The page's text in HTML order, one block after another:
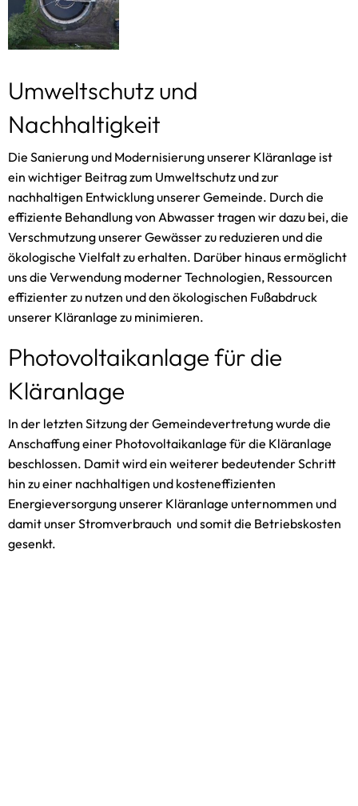
Umweltschutz und
Nachhaltigkeit
Die Sanierung und Modernisierung unserer Kläranlage ist
ein wichtiger Beitrag zum Umweltschutz und zur
nachhaltigen Entwicklung unserer Gemeinde. Durch die
effiziente Behandlung von Abwasser tragen wir dazu bei, die
Verschmutzung unserer Gewässer zu reduzieren und die
ökologische Vielfalt zu erhalten. Darüber hinaus ermöglicht
uns die Verwendung moderner Technologien, Ressourcen
effizienter zu nutzen und den ökologischen Fußabdruck
unserer Kläranlage zu minimieren.
Photovoltaikanlage für die
Kläranlage
In der letzten Sitzung der Gemeindevertretung wurde die
Anschaffung einer Photovoltaikanlage für die Kläranlage
beschlossen. Damit wird ein weiterer bedeutender Schritt
hin zu einer nachhaltigen und kosteneffizienten
Energieversorgung unserer Kläranlage unternommen und
damit unser Stromverbrauch und somit die Betriebskosten
gesenkt.